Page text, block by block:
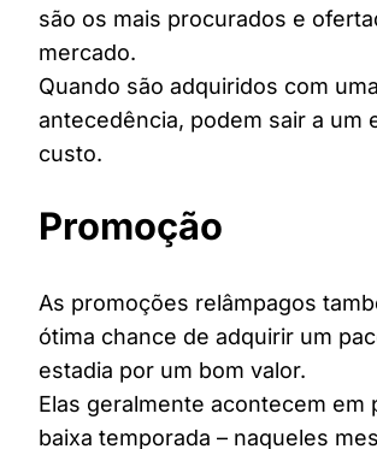
são os mais procurados e
mercado.
Quando são adquiridos com
antecedência, podem sair a um
custo.
Promoção
As promoções relâmpagos
ótima chance de adquirir um
estadia por um bom valor.
Elas geralmente acontecem em
baixa temporada – naqueles